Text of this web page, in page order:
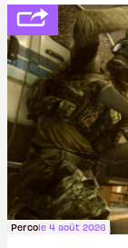
réductions de
studios et
FCetBattlefield
Percole 4 août 2026